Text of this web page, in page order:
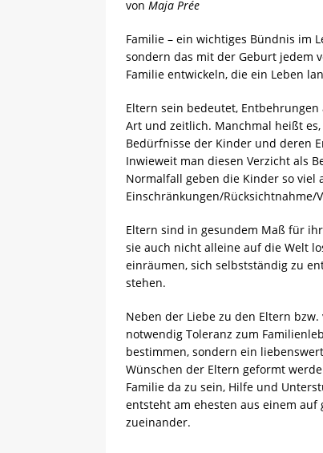
von Maja Prée
Familie – ein wichtiges Bündnis im
sondern das mit der Geburt jedem
Familie entwickeln, die ein Leben
Eltern sein bedeutet,
Art und zeitlich. Manchmal heißt
Bedürfnisse der Kinder und deren
Inwieweit man diesen Verzicht als
Normalfall geben die Kinder so viel
Einschränkungen/
Eltern sind in gesundem Maß für
sie auch nicht alleine auf die Welt
einräumen, sich selbstständig zu
stehen.
Neben der Liebe zu den Eltern
notwendig Toleranz zum
bestimmen, sondern ein
Wünschen der Eltern geformt
Familie da zu sein, Hilfe und
entsteht am ehesten aus einem
zueinander.